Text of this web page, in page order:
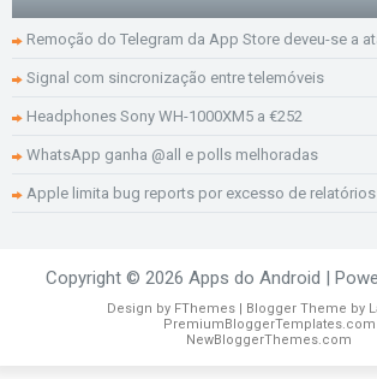
Remoção do Telegram da App Store deveu-se a
Signal com sincronização entre telemóveis
Headphones Sony WH-1000XM5 a €252
WhatsApp ganha @all e polls melhoradas
Apple limita bug reports por excesso de relatórios
Copyright © 2026 Apps do Android |
Design by FThemes| Blogger Theme by
PremiumBloggerTemplates.com
NewBloggerThemes.com